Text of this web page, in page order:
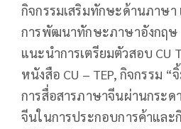
กิจกรรมเสริมทักษะด้านภาษา
การพัฒนาทักษะภาษาอังกฤษ
แนะนำการเตรียมตัวสอบ CU
หนังสือ CU – TEP, กิจกรรม
การสื่อสารภาษาจีนผ่านกระด
จีนในการประกอบการค้าและ